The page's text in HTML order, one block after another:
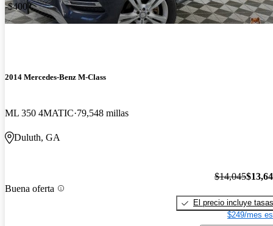
-$400
2014 Mercedes-Benz M-Class
ML 350 4MATIC 79,548 millas
Duluth, GA
Buena oferta
$14,045
El precio incluye tasas
$249/mes